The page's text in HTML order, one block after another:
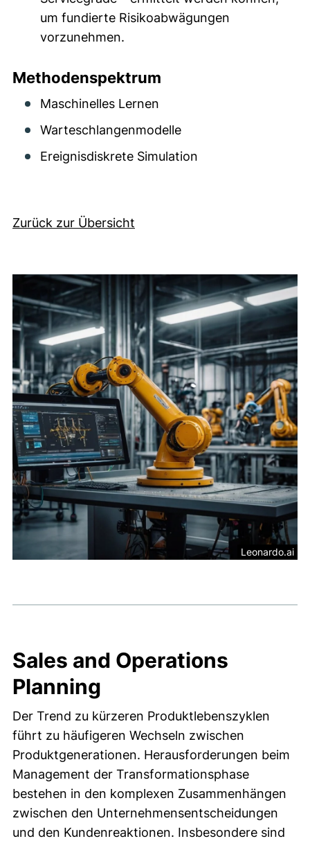
um fundierte Risikoabwägungen
vorzunehmen.
Methodenspektrum
Maschinelles Lernen
Warteschlangenmodelle
Ereignisdiskrete Simulation
Zurück zur Übersicht
Leonardo.ai
Sales and Operations
Planning
Der Trend zu kürzeren Produktlebenszyklen
führt zu häufigeren Wechseln zwischen
Produktgenerationen. Herausforderungen beim
Management der Transformationsphase
bestehen in den komplexen Zusammenhängen
zwischen den Unternehmensentscheidungen
und den Kundenreaktionen. Insbesondere sind